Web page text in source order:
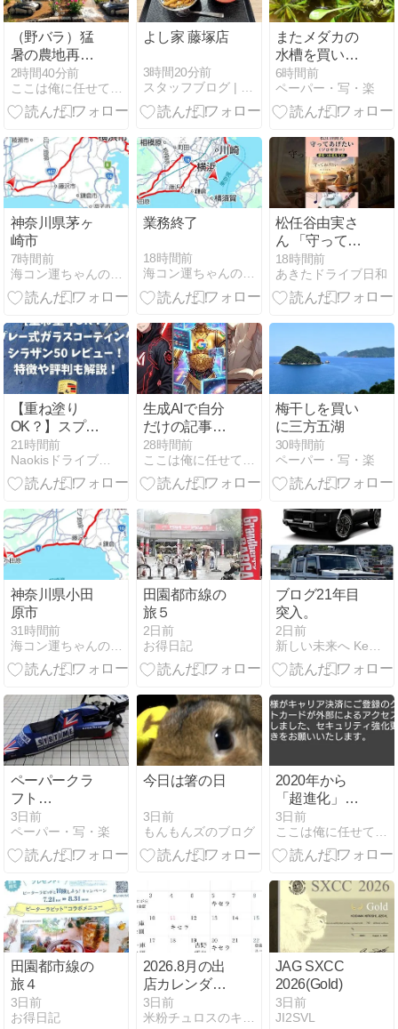
（野バラ）猛
暑の農地再生
で発見！
2時間40分前
ここは俺に任せて先に行け
よし家 藤塚店
3時間20分前
スタッフブログ | CARTIST
またメダカの
水槽を買いま
した
6時間前
ペーパー・写・楽
神奈川県茅ヶ
崎市
7時間前
海コン運ちゃんの運行日誌
業務終了
18時間前
海コン運ちゃんの運行日誌
松任谷由実さ
ん 「守ってあ
げたい」
18時間前
あきたドライブ日和
【重ね塗り
OK？】スプレ
ー式ガラスコ
ーティング剤
シラザン50 レ
や評判も解
説！
21時間前
Naokisドライブログ
生成AIで自分
だけの記事を
作るコツ
28時間前
ここは俺に任せて先に行け
梅干しを買い
に三方五湖
30時間前
ペーパー・写・楽
神奈川県小田
原市
31時間前
海コン運ちゃんの運行日誌
田園都市線の
旅５
2日前
お得日記
ブログ21年目
突入。
2日前
新しい未来へ Keep it real
ペーパークラ
フト
TYRRELL 012
FORDを作っ
てみる その３
3日前
ペーパー・写・楽
今日は箸の日
3日前
もんもんズのブログ
2020年から
「超進化」！
凶悪化・産業
化した「LINE
なりすまし詐
3日前
ここは俺に任せて先に行け
田園都市線の
旅４
3日前
お得日記
2026.8月の出
店カレンダー
です！
3日前
米粉チュロスのキッチンカーMOGOchu
JAG SXCC
2026(Gold)
3日前
JI2SVL